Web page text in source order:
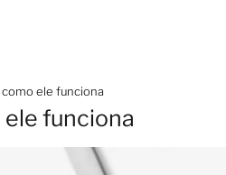
ele funciona
funciona